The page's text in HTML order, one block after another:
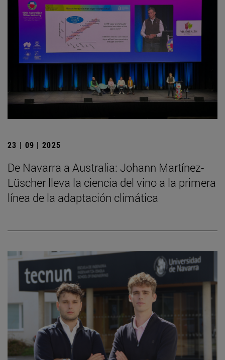
23 | 09 | 2025
De Navarra a Australia: Johann Martínez-
Lüscher lleva la ciencia del vino a la primera
línea de la adaptación climática